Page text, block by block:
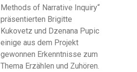
Methods of Narrative Inquiry“
präsentierten Brigitte
Kukovetz und Dzenana Pupic
einige aus dem Projekt
gewonnen Erkenntnisse zum
Thema Erzählen und Zuhören.